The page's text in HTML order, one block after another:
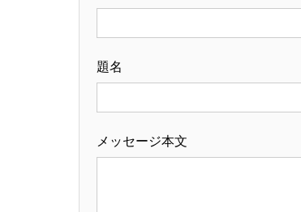
題名
メッセージ本文